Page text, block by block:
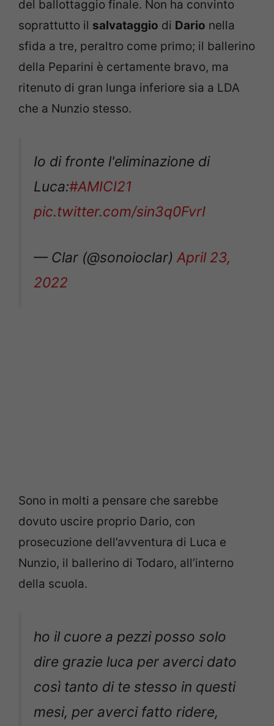
del ballottaggio finale. Non ha convinto
soprattutto il salvataggio di Dario nella
sfida a tre, peraltro come primo; il ballerino
della Peparini è certamente bravo, ma
ritenuto di gran lunga inferiore sia a LDA
che a Nunzio stesso.
Io di fronte l'eliminazione di
Luca:#AMICI21
pic.twitter.com/sin3q0FvrI
— Clar (@sonoioclar) April 23,
2022
Sono in molti a pensare che sarebbe
dovuto uscire proprio Dario, con
prosecuzione dell’avventura di Luca e
Nunzio, il ballerino di Todaro, all’interno
della scuola.
ho il cuore a pezzi posso solo
dire grazie luca per averci dato
così tanto di te stesso in questi
mesi, per averci fatto ridere,